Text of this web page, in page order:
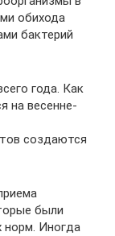
обихода
бактерий
года. Как
на весенне-
создаются
были
норм. Иногда